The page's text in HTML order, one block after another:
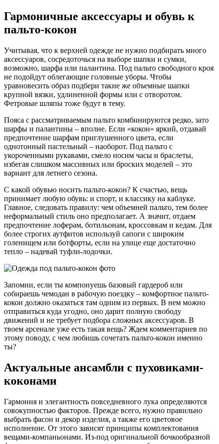
Гармоничные аксессуары и обувь к
пальто-кокон
Учитывая, что к верхней одежде не нужно подбирать много
аксессуаров, сосредоточься на выборе шапки и сумки,
возможно, шарфа или палантина. Под пальто свободного кроя
не подойдут облегающие головные уборы. Чтобы
уравновесить образ подбери такие же объемные шапки
крупной вязки, удлиненной формы или с отворотом.
Фетровые шляпы тоже будут в тему.
Пояса с рассматриваемым пальто комбинируются редко, зато
шарфы и палантины – вполне. Если «кокон» яркий, отдавай
предпочтение шарфам приглушенного цвета, если
однотонный пастельный – наоборот. Под пальто с
укороченными рукавами, смело носим часы и браслеты,
избегая слишком массивных или броских моделей – это
вариант для летнего сезона.
С какой обувью носить пальто-кокон? К счастью, вещь
принимает любую обувь: и спорт, и классику на каблуке.
Главное, следовать правилу: чем объемней пальто, тем более
неформальный стиль оно предполагает. А значит, отдаем
предпочтение лоферам, ботильонам, кроссовкам и кедам. Для
более строгих аутфитов используй сапоги с широким
голенищем или ботфорты, если на улице еще достаточно
тепло – надевай туфли-лодочки.
Запомни, если ты компонуешь базовый гардероб или
собираешь чемодан в рабочую поездку – комфортное пальто-
кокон должно оказаться там одним из первых. В нем можно
отправиться куда угодно, оно дарит полную свободу
движений и не требует подбора сложных аксессуаров. В
твоем арсенале уже есть такая вещь? Ждем комментариев по
этому поводу, с чем любишь сочетать пальто-кокон именно
ты?
Актуальные ансамбли с пуховиками-
коконами
Гармония и элегантность повседневного лука определяются
совокупностью факторов. Прежде всего, нужно правильно
выбрать фасон и декор изделия, а также его цветовое
исполнение. От этого зависят принципы комплектования
вещами-компаньонами. Из-под оригинальной бочкообразной